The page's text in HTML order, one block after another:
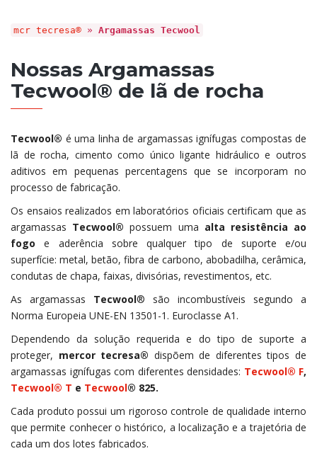
mcr tecresa® » Argamassas Tecwool
Nossas Argamassas
Tecwool® de lã de rocha
Tecwool® é uma linha de argamassas ignífugas compostas de
lã de rocha, cimento como único ligante hidráulico e outros
aditivos em pequenas percentagens que se incorporam no
processo de fabricação.
Os ensaios realizados em laboratórios oficiais certificam que as
argamassas Tecwool® possuem uma alta resistência ao
fogo e aderência sobre qualquer tipo de suporte e/ou
superfície: metal, betão, fibra de carbono, abobadilha, cerâmica,
condutas de chapa, faixas, divisórias, revestimentos, etc.
As argamassas Tecwool® são incombustíveis segundo a
Norma Europeia UNE-EN 13501-1. Euroclasse A1.
Dependendo da solução requerida e do tipo de suporte a
proteger, mercor tecresa® dispõem de diferentes tipos de
argamassas ignífugas com diferentes densidades: Tecwool® F,
Tecwool® T e Tecwool® 825.
Cada produto possui um rigoroso controle de qualidade interno
que permite conhecer o histórico, a localização e a trajetória de
cada um dos lotes fabricados.